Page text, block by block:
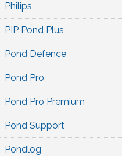
Philips
PIP Pond Plus
Pond Defence
Pond Pro
Pond Pro Premium
Pond Support
Pondlog